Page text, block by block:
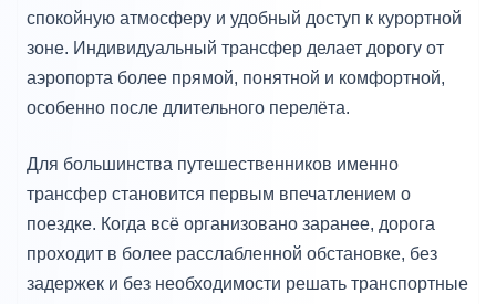
спокойную атмосферу и удобный доступ к курортной
зоне. Индивидуальный трансфер делает дорогу от
аэропорта более прямой, понятной и комфортной,
особенно после длительного перелёта.
Для большинства путешественников именно
трансфер становится первым впечатлением о
поездке. Когда всё организовано заранее, дорога
проходит в более расслабленной обстановке, без
задержек и без необходимости решать транспортные